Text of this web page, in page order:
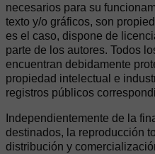
necesarios para su
texto y/o gráficos, son
es el caso, dispone de
parte de los autores. Todos
encuentran debidamente
propiedad intelectual e
registros públicos
Independientemente de la
destinados, la reproducción
distribución y